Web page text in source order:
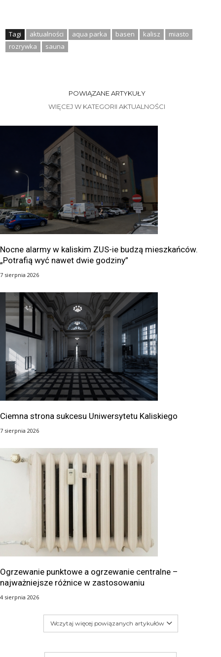
Tagi aktualności aqua parka basen kalisz
miasto
rozrywka
sauna
POWIĄZANE ARTYKUŁY
WIĘCEJ W KATEGORII AKTUALNOŚCI
Nocne alarmy w kaliskim ZUS-ie budzą mieszkańców.
„Potrafią wyć nawet dwie godziny”
7 sierpnia 2026
Ciemna strona sukcesu Uniwersytetu Kaliskiego
7 sierpnia 2026
Ogrzewanie punktowe a ogrzewanie centralne –
najważniejsze różnice w zastosowaniu
4 sierpnia 2026
Wczytaj więcej powiązanych artykułów